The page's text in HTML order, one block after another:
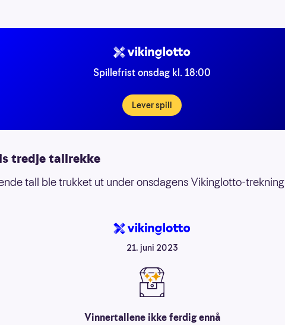
Spillefrist onsdag kl. 18:00
Lever spill
tredje tallrekke
tall ble trukket ut under onsdagens Vikinglotto-
21. juni 2023
Vinnertallene ikke ferdig ennå